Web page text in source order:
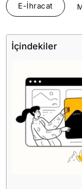
E-İhracat
İçindekiler